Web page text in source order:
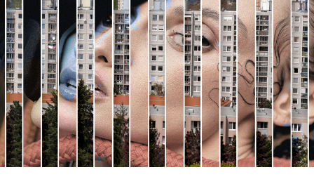
Vše o ČT